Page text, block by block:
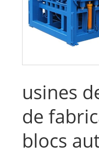
usines
de
blocs